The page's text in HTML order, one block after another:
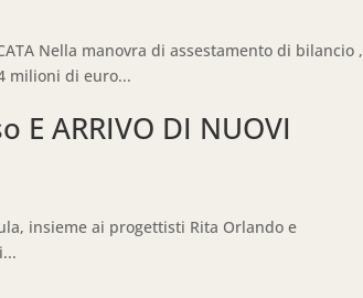
Nella manovra di assestamento di bilancio ,
milioni di euro...
ARRIVO DI NUOVI
insieme ai progettisti Rita Orlando e